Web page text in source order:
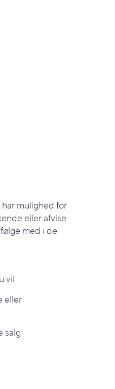
mulighed for
eller afvise
med i de
vil
eller
salg